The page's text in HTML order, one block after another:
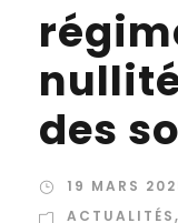
des
19 MARS
ACTUALITÉS,